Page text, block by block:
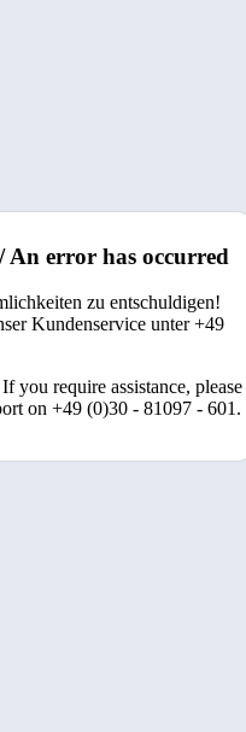
An error has occurred
zu entschuldigen!
Kundenservice unter +49
you require assistance, please
on +49 (0)30 - 81097 - 601.